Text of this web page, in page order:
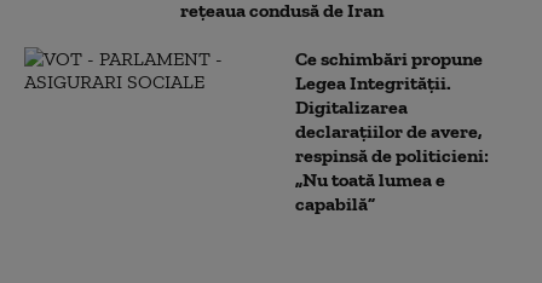
rețeaua condusă de Iran
Ce schimbări propune
Legea Integrității.
Digitalizarea
declarațiilor de avere,
respinsă de politicieni:
„Nu toată lumea e
capabilă”